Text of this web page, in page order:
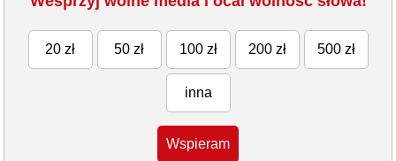
20 zł 50 zł 100 zł 200 zł 500 zł
inna
Wspieram